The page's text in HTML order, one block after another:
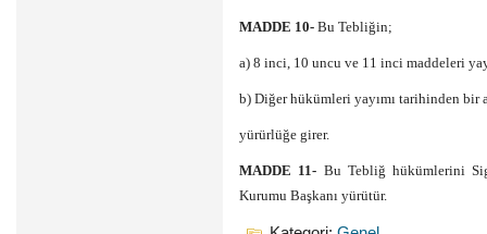
MADDE 10- Bu Tebliğin;
a) 8 inci, 10 uncu ve 11 inci maddeleri
b) Diğer hükümleri yayımı tarihinden bir
yürürlüğe girer.
MADDE 11- Bu Tebliğ hükümlerini
Kurumu Başkanı yürütür.